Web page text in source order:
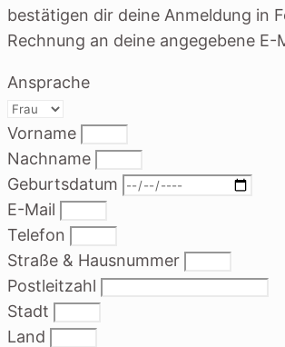
bestätigen dir deine Anmeldung in
Rechnung an deine angegebene E-
Ansprache
Vorname
Nachname
Geburtsdatum
E-Mail
Telefon
Straße & Hausnummer
Postleitzahl
Stadt
Land